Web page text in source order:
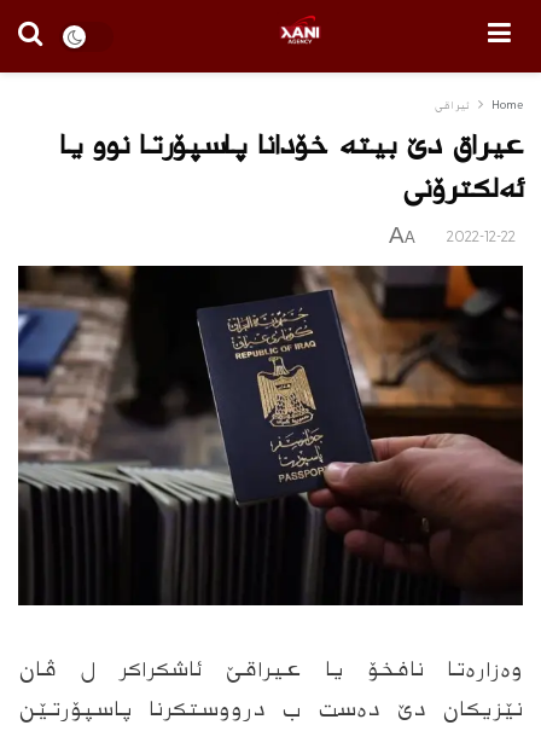
Home ئیراقی
عیراق دێ بیته‌ خۆدانا پاسپۆرتا نوو یا
ئه‌لكترۆنى
2022-12-22
A
A
وه‌زاره‌تا نافخۆ یا عیراقێ ئاشكراكر ل ڤان
نێزیكان دێ ده‌ست ب درووستكرنا پاسپۆرتێن